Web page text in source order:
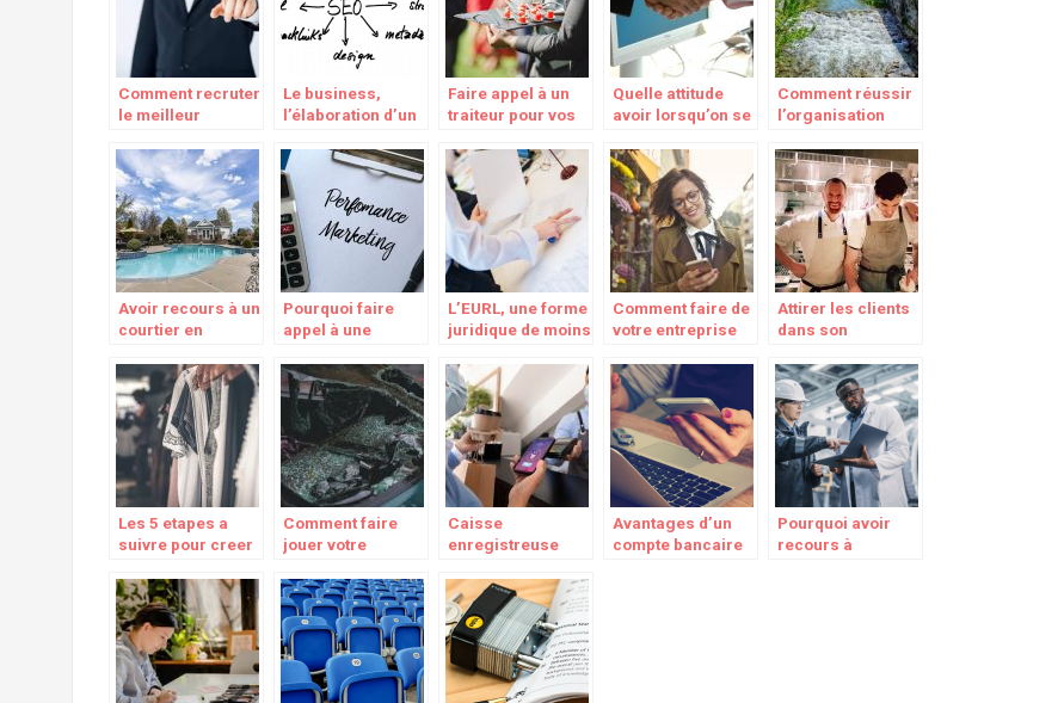
Comment recruter
le meilleur
ressources
humaines pour
votre entreprise
Le business,
l’élaboration d’un
avant toutes
actions en rapport
avec la création
d’entreprise
Faire appel à un
traiteur pour vos
Quelle attitude
avoir lorsqu’on se
monde des
affaires ?
Comment réussir
l’organisation
d’entreprise à
Chambéry
Avoir recours à un
courtier en
avantages
Pourquoi faire
appel à une
communication ?
L’EURL, une forme
juridique de moins
Comment faire de
votre entreprise
Attirer les clients
dans son
comment y
parvenir ?
Les 5 etapes a
suivre pour creer
vetements
Comment faire
jouer votre
pour la reparation
de votre voiture ?
Caisse
enregistreuse
système de point
de vente, que
choisir ?
Avantages d’un
compte bancaire
Pourquoi avoir
recours à